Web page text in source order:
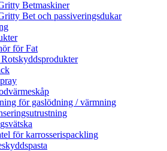
Betmaskiner
Bet och passiveringsdukar
för Fat
för gaslödning / värmning
för karrosserispackling